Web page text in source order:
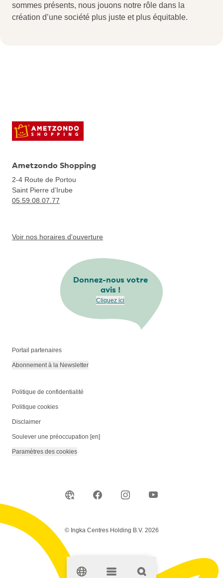
sommes présents, nous jouons notre rôle dans la
création d’une société plus juste et plus équitable.
Ametzondo Shopping
2-4 Route de Portou
Saint Pierre d’Irube
05.59.08.07.77
Voir nos horaires d'ouverture
Donnez-nous votre
avis !
Cliquez ici
Portail partenaires
Abonnement à la Newsletter
Politique de confidentialité
Politique cookies
Disclaimer
Soulever une préoccupation [en]
Paramètres des cookies
© Ingka Centres Holding B.V. 2026